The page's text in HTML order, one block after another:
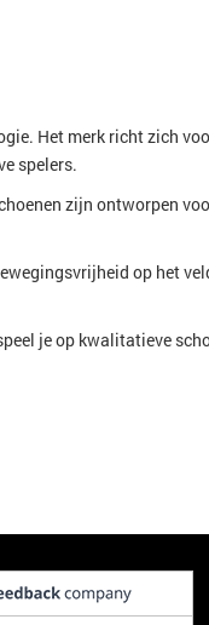
Het merk richt zich
spelers.
zijn ontworpen
op het
je op kwalitatieve